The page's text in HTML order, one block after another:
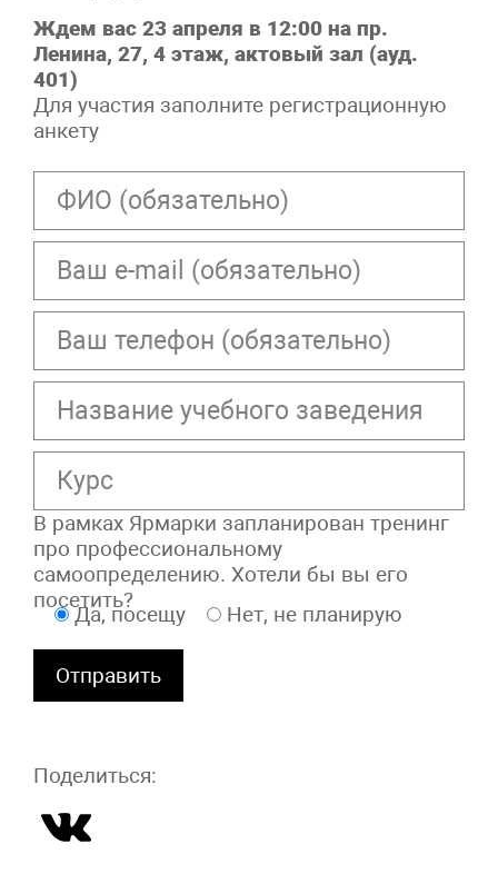
Ждем вас 23 апреля в 12:00 на пр.
Ленина, 27, 4 этаж, актовый зал (ауд.
401)
Для участия заполните регистрационную
анкету
В рамках Ярмарки запланирован тренинг
про профессиональному
самоопределению. Хотели бы вы его
посетить?
Да, посещу Нет, не планирую
Поделиться: